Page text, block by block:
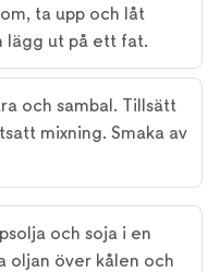
ta upp och låt
lägg ut på ett fat.
och sambal. Tillsätt
mixning. Smaka av
och soja i en
oljan över kålen och